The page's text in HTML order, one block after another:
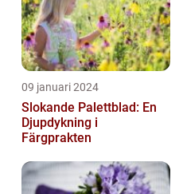
09 januari 2024
Slokande Palettblad: En
Djupdykning i
Färgprakten